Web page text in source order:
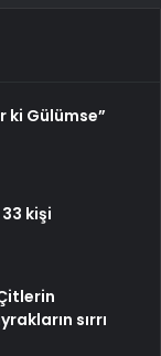
ki Gülümse”
kişi
sırrı